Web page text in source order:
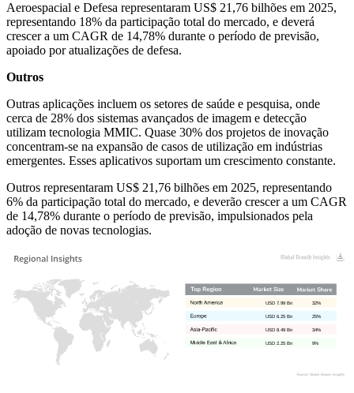
Aeroespacial e Defesa representaram US$ 21,76 bilhões em 2025,
representando 18% da participação total do mercado, e deverá
crescer a um CAGR de 14,78% durante o período de previsão,
apoiado por atualizações de defesa.
Outros
Outras aplicações incluem os setores de saúde e pesquisa, onde
cerca de 28% dos sistemas avançados de imagem e detecção
utilizam tecnologia MMIC. Quase 30% dos projetos de inovação
concentram-se na expansão de casos de utilização em indústrias
emergentes. Esses aplicativos suportam um crescimento constante.
Outros representaram US$ 21,76 bilhões em 2025, representando
6% da participação total do mercado, e deverão crescer a um CAGR
de 14,78% durante o período de previsão, impulsionados pela
adoção de novas tecnologias.
9%
USD 2.25 Bn
34%
USD 8.49 Bn
25%
USD 6.25 Bn
32%
USD 7.99 Bn